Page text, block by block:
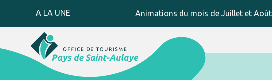
A LA UNE Animations du mois de Juillet et Août